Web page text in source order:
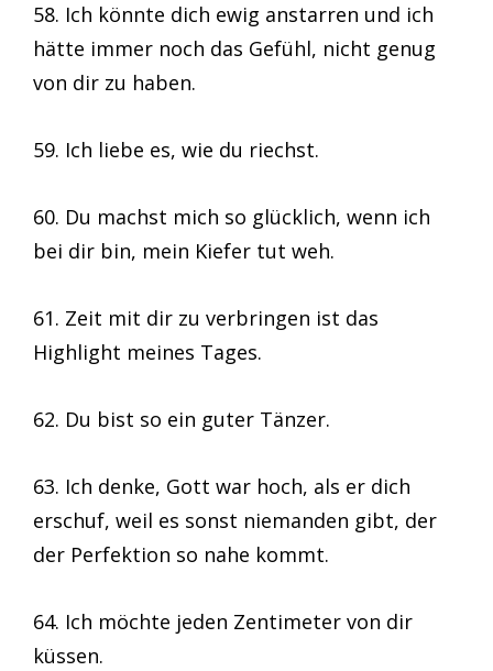
58. Ich könnte dich ewig anstarren und ich
hätte immer noch das Gefühl, nicht genug
von dir zu haben.
59. Ich liebe es, wie du riechst.
60. Du machst mich so glücklich, wenn ich
bei dir bin, mein Kiefer tut weh.
61. Zeit mit dir zu verbringen ist das
Highlight meines Tages.
62. Du bist so ein guter Tänzer.
63. Ich denke, Gott war hoch, als er dich
erschuf, weil es sonst niemanden gibt, der
der Perfektion so nahe kommt.
64. Ich möchte jeden Zentimeter von dir
küssen.